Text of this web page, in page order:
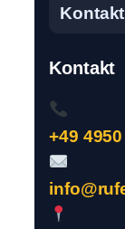
Kontakt
Kontakt
+49